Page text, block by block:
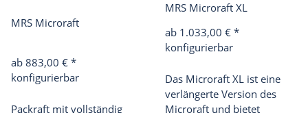
MRS Microraft
ab 883,00 € *
konfigurierbar
Packraft mit vollständig
MRS Microraft XL
ab 1.033,00 € *
konfigurierbar
Das Microraft XL ist eine
verlängerte Version des
Microraft und bietet